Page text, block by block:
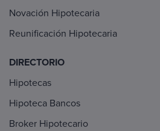
Novación Hipotecaria
Reunificación Hipotecaria
DIRECTORIO
Hipotecas
Hipoteca Bancos
Broker Hipotecario